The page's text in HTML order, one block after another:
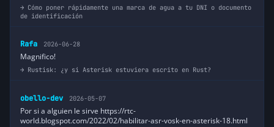
Cómo poner rápidamente una marca de agua a tu DNI o documento
de identificación
Rafa 2026-06-28
Magnifico!
Rustisk: ¿y si Asterisk estuviera escrito en Rust?
obello-dev 2026-05-07
Por si a alguien le sirve https://rtc-
world.blogspot.com/2022/02/habilitar-asr-vosk-en-asterisk-18.html